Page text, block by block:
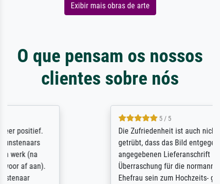
Exibir mais obras de arte
O que pensam os nossos
clientes sobre nós
Die Zufriedenheit ist auch nicht dadurch
getrübt, dass das Bild entgegen einer
angegebenen Lieferanschrift (sollte eine
Überraschung für die normannische
Ehefrau sein zum Hochzeits- gleichzeitig